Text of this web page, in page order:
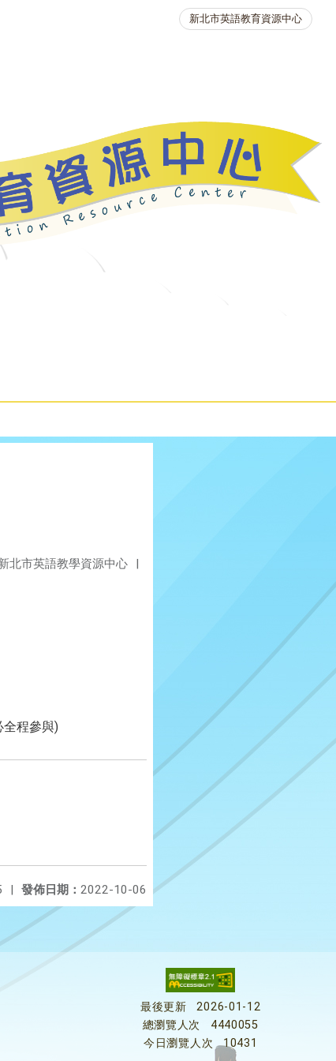
新北市英語教育資源中心
北市英語教學資源中心 |
全程參與)
發佈日期： 2022-10-06
|
最後更新
2026-01-12
總瀏覽人次
4440055
今日瀏覽人次
10431